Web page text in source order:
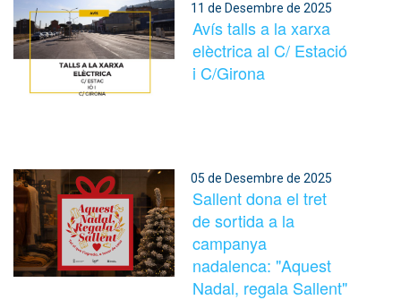
11 de Desembre de 2025
Avís talls a la xarxa
elèctrica al C/ Estació
i C/Girona
05 de Desembre de 2025
Sallent dona el tret
de sortida a la
campanya
nadalenca: "Aquest
Nadal, regala Sallent"